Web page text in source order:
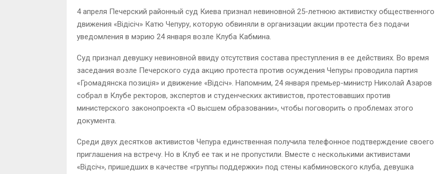
4 апреля Печерский районный суд Киева признал невиновной 25-летнюю активистку общественного
движения «Відісіч» Катю Чепуру, которую обвиняли в организации акции протеста без подачи
уведомления в мэрию 24 января возле Клуба Кабмина.
Суд признал девушку невиновной ввиду отсутствия состава преступления в ее действиях. Во время
заседания возле Печерского суда акцию протеста против осуждения Чепуры проводила партия
«Громадянска позиція» и движение «Відсіч». Напомним, 24 января премьер-министр Николай Азаров
собрал в Клубе ректоров, экспертов и студенческих активистов, протестовавших против
министерского законопроекта «О высшем образовании», чтобы поговорить о проблемах этого
документа.
Среди двух десятков активистов Чепура единственная получила телефонное подтверждение своего
приглашения на встречу. Но в Клуб ее так и не пропустили. Вместе с несколькими активистами
«Відсіч», пришедших в качестве «группы поддержки» под стены кабминовского клуба, девушка